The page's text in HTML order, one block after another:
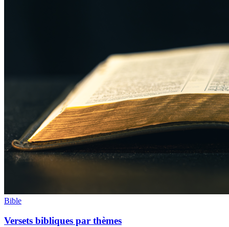
Bible
Versets bibliques par thèmes